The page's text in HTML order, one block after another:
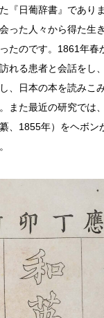
『日葡辞書』であり
った人々から得た生
たのです。1861年春
れる患者と会話をし
、日本の本を読みこ
また最近の研究では
、1855年）をヘボン